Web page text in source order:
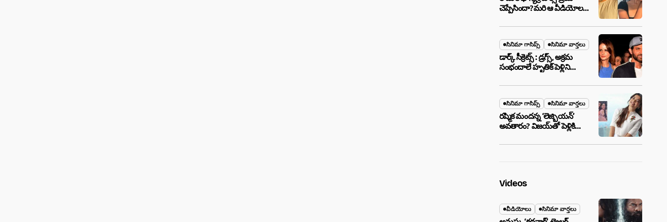
చెప్పేసిందా?మరి ఆ వీడియోల
సినిమా గాసిప్స్ సినిమా వార్తలు
డార్క్ సీక్రెట్స్ : డ్రగ్స్, అక్రమ
సంభందాలే హృతిక్ పెళ్లిని
సినిమా గాసిప్స్ సినిమా వార్తలు
రష్మిక మందన్న ‘లెజ్బియన్’
అవతారం? విజయ్‌తో పెళ్లికి
,నిజమేనా?
Videos
వీడియోలు సినిమా వార్తలు